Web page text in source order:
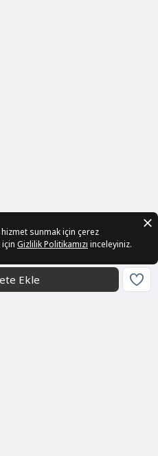
Ekle
sunmak için çerez
için Gizlilik Politikamızı inceleyiniz.